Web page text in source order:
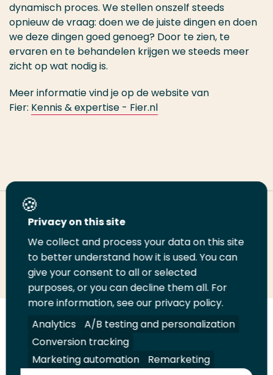
dynamisch proces. We stellen onszelf steeds
opnieuw de vraag: doen we de juiste dingen en doen
we deze dingen goed genoeg? Door te zien, te
ervaren en te behandelen krijgen we steeds meer
zicht op wat nodig is.
Meer informatie vind je op de website van
Fier: Kennis & expertise - Fier.nl
Deel deze pagina
Deel
LinkedIn
Deel
op
Twitter
Deel
op
Facebook
Email
deze
pagina
Print
deze
pagina
Volg
ons
op
LinkedIn
Volg
ons
op
Facebook
Volg
ons
op
YouTube
Volg
ons
op
Instagram
Juridisch Security A-Z Index
Contact
Privacy on this site
We collect and process your data on this site
to better understand how it is used. You can
give your consent to all or selected
purposes, or you can decline them all. For
more information, see our privacy policy.
Analytics
A/B testing and personalization
Conversion tracking
Marketing automation
Remarketing